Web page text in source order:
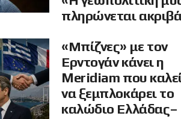
πληρώνεται
«Μπίζνες» με τον
Ερντογάν κάνει η
Meridiam που
να ξεμπλοκάρει το
καλώδιο Ελλάδας–